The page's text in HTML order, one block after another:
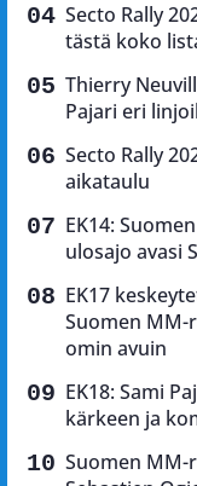
Secto Rally
tästä koko
Thierry
Pajari eri
Secto Rally
aikataulu
EK14:
ulosajo avasi
EK17
Suomen MM-
omin avuin
EK18: Sami
kärkeen ja
Suomen